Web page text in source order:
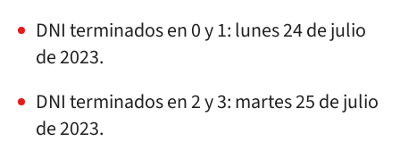
DNI terminados en 0 y 1: lunes 24 de julio
de 2023.
DNI terminados en 2 y 3: martes 25 de julio
de 2023.